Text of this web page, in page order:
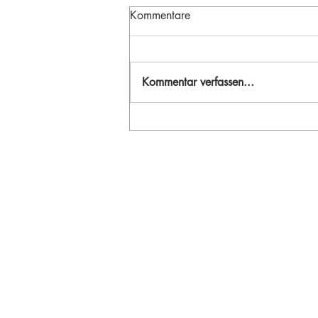
Kommentare
Kommentar verfassen...